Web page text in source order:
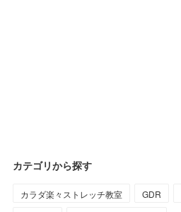
カテゴリから探す
カラダ楽々ストレッチ教室 GDR